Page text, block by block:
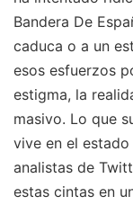
Bandera De
caduca o a un
esos esfuerzos
estigma, la
masivo. Lo que
vive en el
analistas de
estas cintas en